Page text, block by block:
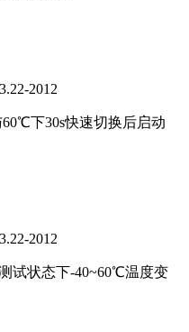
2012
60℃下30s快速切换后启动
2012
试状态下-40~60℃温度变